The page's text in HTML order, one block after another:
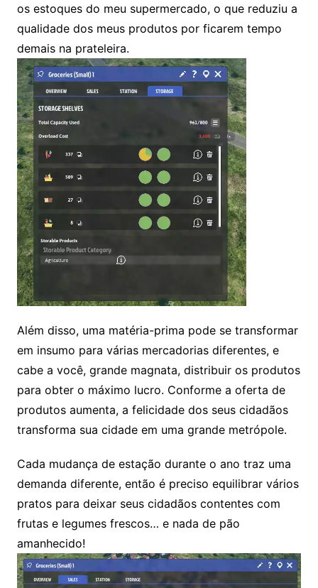
os estoques do meu supermercado, o que reduziu a
qualidade dos meus produtos por ficarem tempo
demais na prateleira.
Além disso, uma matéria-prima pode se transformar
em insumo para várias mercadorias diferentes, e
cabe a você, grande magnata, distribuir os produtos
para obter o máximo lucro. Conforme a oferta de
produtos aumenta, a felicidade dos seus cidadãos
transforma sua cidade em uma grande metrópole.
Cada mudança de estação durante o ano traz uma
demanda diferente, então é preciso equilibrar vários
pratos para deixar seus cidadãos contentes com
frutas e legumes frescos… e nada de pão
amanhecido!